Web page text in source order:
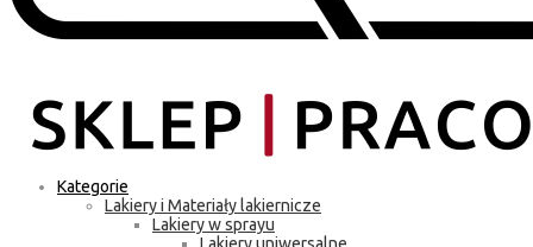
Kategorie
Lakiery i Materiały lakiernicze
Lakiery w sprayu